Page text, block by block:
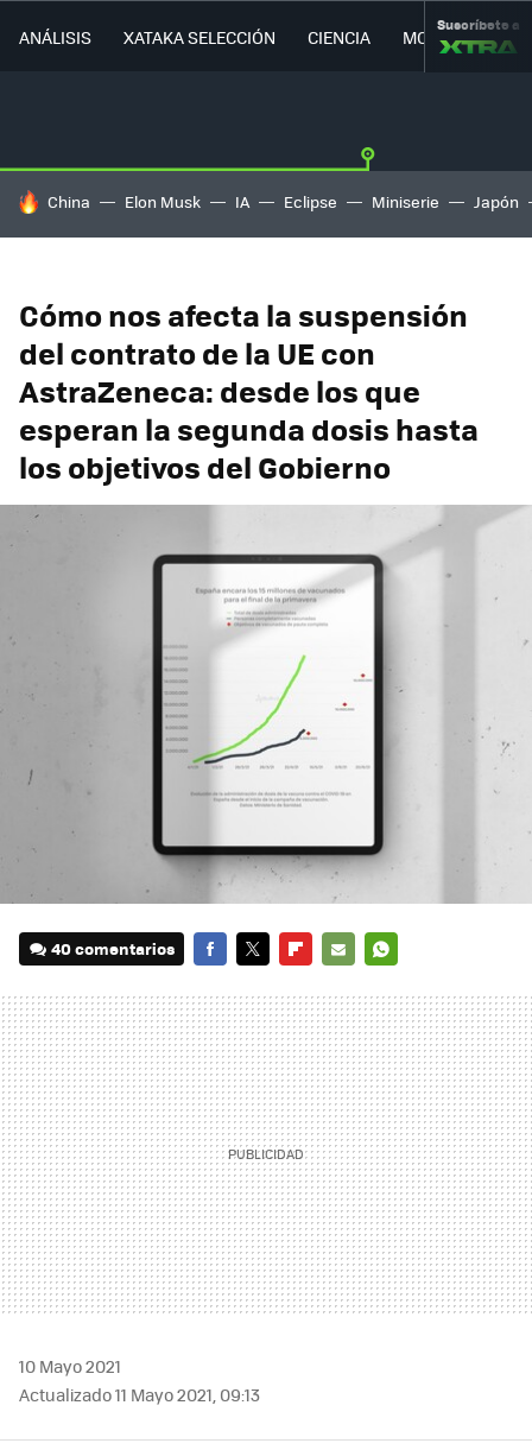
ANÁLISIS XATAKA SELECCIÓN CIENCIA MOVILIDAD
Suscríbete a
HOY SE HABLA DE
China Elon Musk IA Eclipse Miniserie Japón
Cómo nos afecta la suspensión
del contrato de la UE con
AstraZeneca: desde los que
esperan la segunda dosis hasta
los objetivos del Gobierno
40 comentarios
MAIL
10 Mayo 2021
Actualizado 11 Mayo 2021, 09:13